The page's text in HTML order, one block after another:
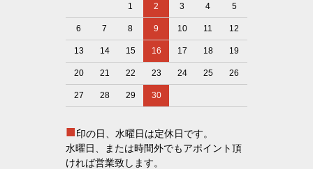
1 2 3 4 5
6 7 8 9 10 11 12
13 14 15 16 17 18 19
20 21 22 23 24 25 26
27 28 29 30
■印の日、水曜日は定休日です。
水曜日、または時間外でもアポイント頂
ければ営業致します。